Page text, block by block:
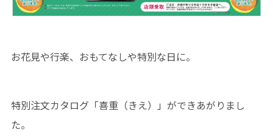
お花見や行楽、おもてなしや特別な日に。
特別注文カタログ「喜重（きえ）」ができあがりまし
た。